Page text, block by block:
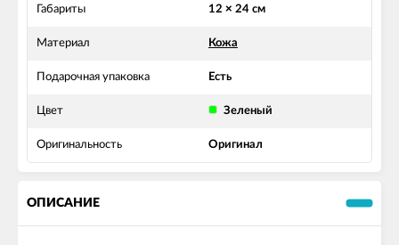
Габариты 12 × 24 см
Материал Кожа
Подарочная упаковка Есть
Цвет Зеленый
Оригинальность Оригинал
ОПИСАНИЕ